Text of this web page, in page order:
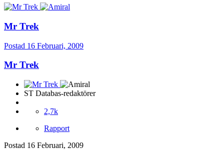
Mr Trek
Postad 16 Februari, 2009
Mr Trek
ST Databas-redaktörer
2,7k
Rapport
Postad 16 Februari, 2009